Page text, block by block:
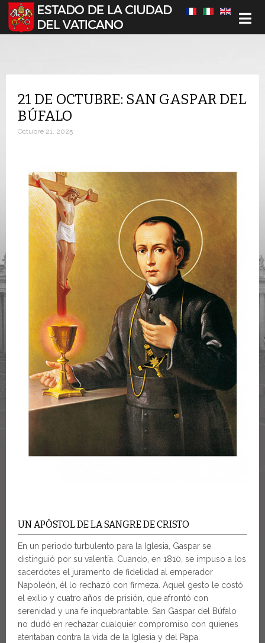
Seleccione su idioma
21 DE OCTUBRE: SAN GASPAR DEL
BÚFALO
Octubre 21, 2025
UN APÓSTOL DE LA SANGRE DE CRISTO
En un periodo turbulento para la Iglesia, Gaspar se
distinguió por su valentía. Cuando, en 1810, se impuso a los
sacerdotes el juramento de fidelidad al emperador
Napoleón, él lo rechazó con firmeza. Aquel gesto le costó
el exilio y cuatro años de prisión, que afrontó con
serenidad y una fe inquebrantable. San Gaspar del Búfalo
no dudó en rechazar cualquier compromiso con quienes
atentaban contra la vida de la Iglesia y del Papa.